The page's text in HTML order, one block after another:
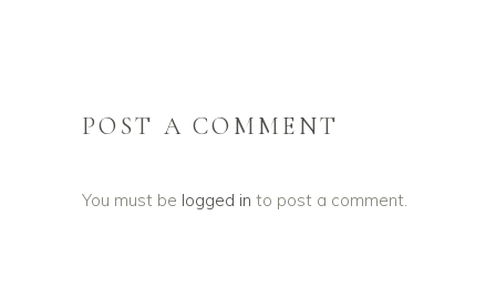
POST A COMMENT
You must be logged in to post a comment.